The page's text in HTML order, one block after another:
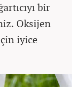
bir
Oksijen
iyice